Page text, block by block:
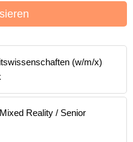
(w/m/x)
Reality / Senior